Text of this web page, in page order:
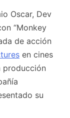
Oscar, Dev
“Monkey
de acción
en cines
producción
su